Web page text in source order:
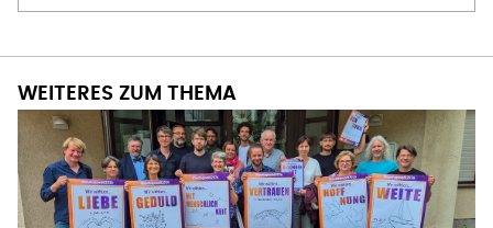
WEITERES ZUM THEMA